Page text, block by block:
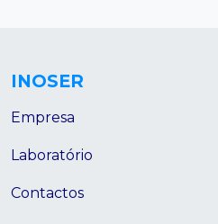
INOSER
Empresa
Laboratório
Contactos